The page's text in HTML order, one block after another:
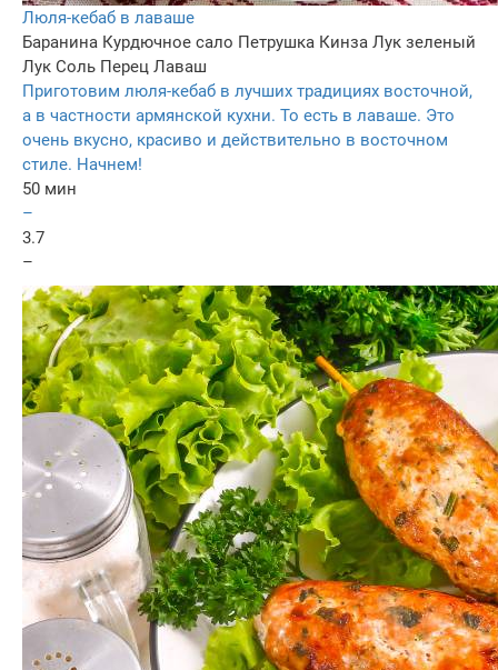
Люля-кебаб в лаваше
Баранина Курдючное сало Петрушка Кинза Лук зеленый
Лук Соль Перец Лаваш
Приготовим люля-кебаб в лучших традициях восточной,
а в частности армянской кухни. То есть в лаваше. Это
очень вкусно, красиво и действительно в восточном
стиле. Начнем!
50 мин
–
3.7
–